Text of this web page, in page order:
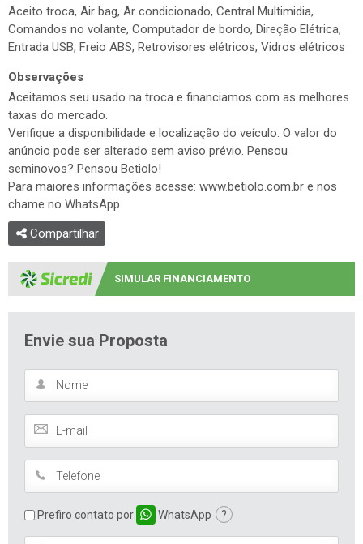
Aceito troca, Air bag, Ar condicionado, Central Multimidia,
Comandos no volante, Computador de bordo, Direção Elétrica,
Entrada USB, Freio ABS, Retrovisores elétricos, Vidros elétricos
Observações
Aceitamos seu usado na troca e financiamos com as melhores
taxas do mercado.
Verifique a disponibilidade e localização do veículo. O valor do
anúncio pode ser alterado sem aviso prévio. Pensou
seminovos? Pensou Betiolo!
Para maiores informações acesse: www.betiolo.com.br e nos
chame no WhatsApp.
Compartilhar
SIMULAR FINANCIAMENTO
Envie sua Proposta
Prefiro contato por WhatsApp ?